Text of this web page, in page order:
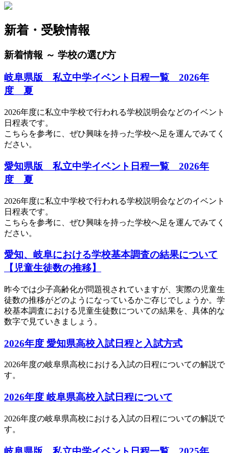
新着・受験情報
新着情報 ～ 学校の選び方
岐阜県版 私立中学イベント日程一覧 2026年
度 夏
2026年度に私立中学校で行われる学校説明会などのイベント
日程表です。
こちらを参考に、ぜひ興味を持った学校へ足を運んでみてく
ださい。
愛知県版 私立中学イベント日程一覧 2026年
度 夏
2026年度に私立中学校で行われる学校説明会などのイベント
日程表です。
こちらを参考に、ぜひ興味を持った学校へ足を運んでみてく
ださい。
愛知、岐阜における学校基本調査の結果について
【児童生徒数の推移】
昨今では少子高齢化が問題視されていますが、実際の児童生
徒数の推移がどのようになっているかご存じでしょうか。学
校基本調査における児童生徒数についての結果を、具体的な
数字で見ていきましょう。
2026年度 愛知県高校入試日程と入試方式
2026年度の岐阜県高校における入試の日程についての解説で
す。
2026年度 岐阜県高校入試日程について
2026年度の岐阜県高校における入試の日程についての解説で
す。